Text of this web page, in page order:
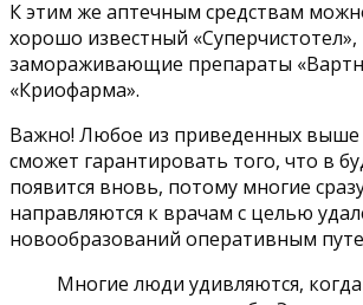
К этим же аптечным средствам
хорошо известный «Суперчистотел»,
замораживающие препараты
«Криофарма».
Важно! Любое из приведенных выше
сможет гарантировать того, что в
появится вновь, потому многие
направляются к врачам с целью
новообразований оперативным
Многие люди удивляются,